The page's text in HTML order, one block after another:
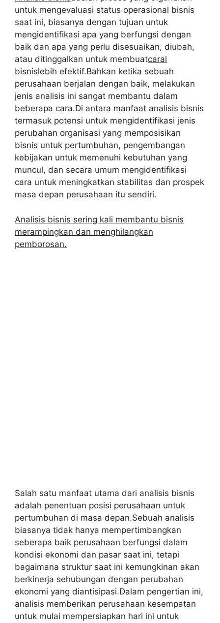
untuk mengevaluasi status operasional bisnis
saat ini, biasanya dengan tujuan untuk
mengidentifikasi apa yang berfungsi dengan
baik dan apa yang perlu disesuaikan, diubah,
atau ditinggalkan untuk membuatcaral
bisnislebih efektif.Bahkan ketika sebuah
perusahaan berjalan dengan baik, melakukan
jenis analisis ini sangat membantu dalam
beberapa cara.Di antara manfaat analisis bisnis
termasuk potensi untuk mengidentifikasi jenis
perubahan organisasi yang memposisikan
bisnis untuk pertumbuhan, pengembangan
kebijakan untuk memenuhi kebutuhan yang
muncul, dan secara umum mengidentifikasi
cara untuk meningkatkan stabilitas dan prospek
masa depan perusahaan itu sendiri.
Analisis bisnis sering kali membantu bisnis
merampingkan dan menghilangkan
pemborosan.
Salah satu manfaat utama dari analisis bisnis
adalah penentuan posisi perusahaan untuk
pertumbuhan di masa depan.Sebuah analisis
biasanya tidak hanya mempertimbangkan
seberapa baik perusahaan berfungsi dalam
kondisi ekonomi dan pasar saat ini, tetapi
bagaimana struktur saat ini kemungkinan akan
berkinerja sehubungan dengan perubahan
ekonomi yang diantisipasi.Dalam pengertian ini,
analisis memberikan perusahaan kesempatan
untuk mulai mempersiapkan hari ini untuk